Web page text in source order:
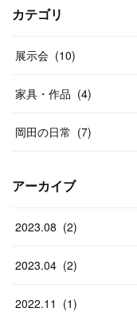
カテゴリ
展示会 (10)
家具・作品 (4)
岡田の日常 (7)
アーカイブ
2023.08 (2)
2023.04 (2)
2022.11 (1)